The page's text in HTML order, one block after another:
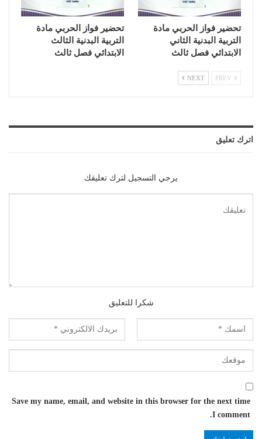
تحضير فواز الحربي مادة
التربية البدنية الثاني
الابتدائي فصل ثالث
تحضير فواز الحربي مادة
التربية البدنية الثالث
الابتدائي فصل ثالث
NEXT
اترك تعليق
يرجي التسجيل لترك تعليقك
شكرا للتعليق
Save my name, email, and website in this browser for the next time
I comment.